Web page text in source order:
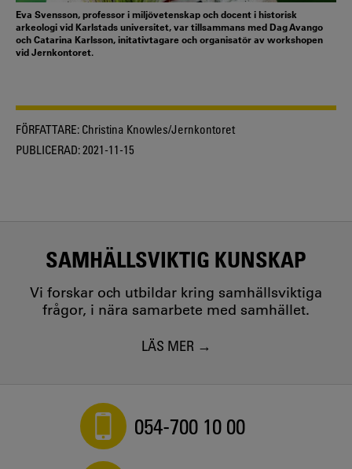
Eva Svensson, professor i miljövetenskap och docent i historisk
arkeologi vid Karlstads universitet, var tillsammans med Dag Avango
och Catarina Karlsson, initativtagare och organisatör av workshopen
vid Jernkontoret.
FÖRFATTARE: Christina Knowles/Jernkontoret
PUBLICERAD:2021-11-15
SAMHÄLLSVIKTIG KUNSKAP
Vi forskar och utbildar kring samhällsviktiga
frågor, i nära samarbete med samhället.
LÄS MER
054-700 10 00